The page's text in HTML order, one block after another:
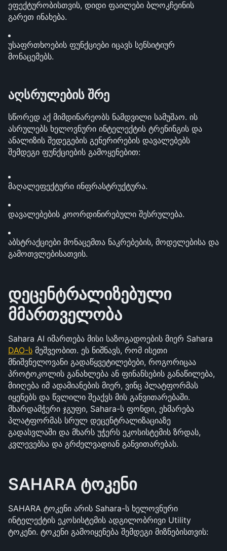
ეფექტურობისთვის, დიდი ფაილები ბლოკჩეინის
გარეთ ინახება.
უსაფრთხოების ფუნქციები იცავს სენსიტიურ
მონაცემებს.
აღსრულების შრე
სწორედ აქ მიმდინარეობს ნამდვილი სამუშაო. ის
ასრულებს ხელოვნური ინტელექტის ტრენინგის და
ანალიზის შედეგების გენერირების დავალებებს
შემდეგი ფუნქციების გამოყენებით:
მაღალეფექტური ინფრასტრუქტურა.
დავალებების კოორდინირებული შესრულება.
აბსტრაქციები მონაცემთა ნაკრებების, მოდელებისა და
გამოთვლებისათვის.
დეცენტრალიზებული
მმართველობა
DAO-ს მეშვეობით. ეს ნიშნავს, რომ ისეთი
მნიშვნელოვანი გადაწყვეტილებები, როგორიცაა
პროტოკოლის განახლება ან ფინანსების განაწილება,
მიიღება იმ ადამიანების მიერ, ვინც პლატფორმას
იყენებს და წვლილი შეაქვს მის განვითარებაში.
მხარდამჭერი ჯგუფი, Sahara-ს ფონდი, ეხმარება
პლატფორმას სრულ დეცენტრალიზაციაზე
გადასვლაში და მხარს უჭერს ეკოსისტემის ზრდას,
კვლევებსა და გრძელვადიან განვითარებას.
SAHARA ტოკენი
SAHARA ტოკენი არის Sahara-ს ხელოვნური
ინტელექტის ეკოსისტემის ადგილობრივი Utility
ტოკენი. ტოკენი გამოიყენება შემდეგი მიზნებისთვის: